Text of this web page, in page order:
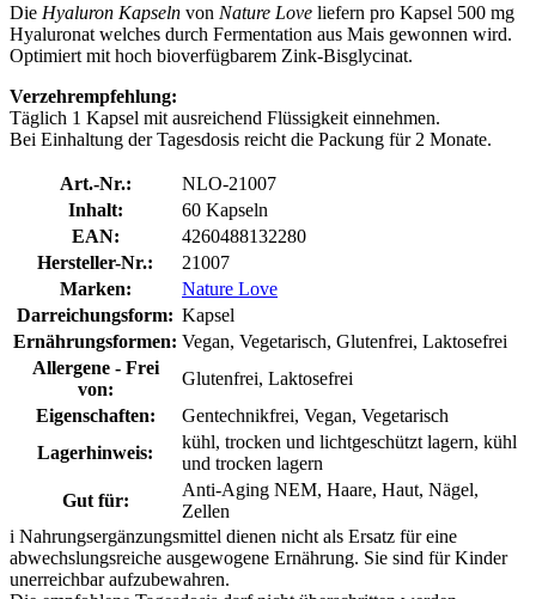
Die Hyaluron Kapseln von Nature Love liefern pro Kapsel 500 mg
Hyaluronat welches durch Fermentation aus Mais gewonnen wird.
Optimiert mit hoch bioverfügbarem Zink-Bisglycinat.
Verzehrempfehlung:
Täglich 1 Kapsel mit ausreichend Flüssigkeit einnehmen.
Bei Einhaltung der Tagesdosis reicht die Packung für 2 Monate.
Art.-Nr.:
NLO-21007
Inhalt:
60 Kapseln
EAN:
4260488132280
Hersteller-Nr.:
21007
Marken:
Nature Love
Darreichungsform: Kapsel
Ernährungsformen: Vegan, Vegetarisch, Glutenfrei, Laktosefrei
Allergene - Frei
von:
Glutenfrei, Laktosefrei
Eigenschaften:
Gentechnikfrei, Vegan, Vegetarisch
Lagerhinweis:
kühl, trocken und lichtgeschützt lagern, kühl
und trocken lagern
Gut für:
Anti-Aging NEM, Haare, Haut, Nägel,
Zellen
i Nahrungsergänzungsmittel dienen nicht als Ersatz für eine
abwechslungsreiche ausgewogene Ernährung. Sie sind für Kinder
unerreichbar aufzubewahren.